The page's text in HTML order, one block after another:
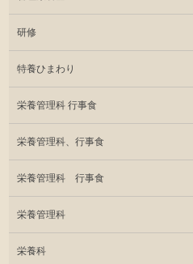
研修
特養ひまわり
栄養管理科 行事食
栄養管理科、行事食
栄養管理科 行事食
栄養管理科
栄養科